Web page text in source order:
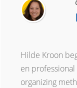
Hilde Kroon
en
organizing